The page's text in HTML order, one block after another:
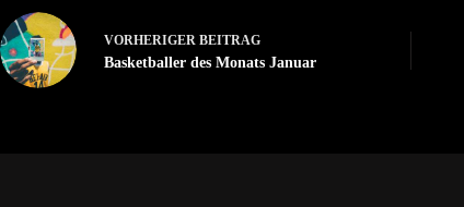
VORHERIGER BEITRAG
Basketballer des Monats Januar